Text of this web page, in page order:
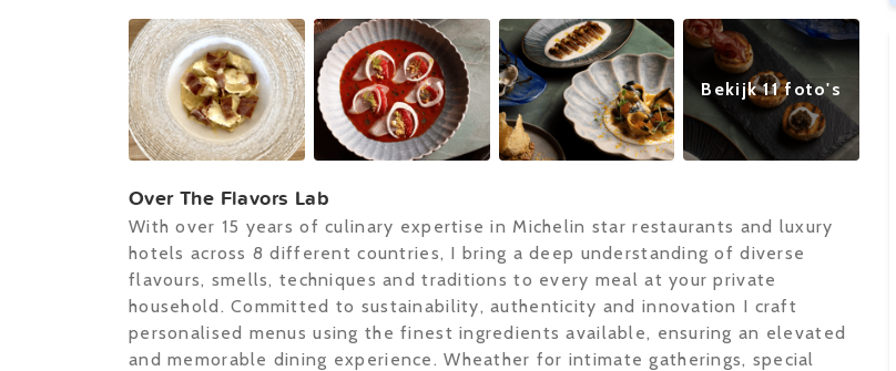
Bekijk 11 foto's
Over The Flavors Lab
With over 15 years of culinary expertise in Michelin star restaurants and luxury
hotels across 8 different countries, I bring a deep understanding of diverse
flavours, smells, techniques and traditions to every meal at your private
household. Committed to sustainability, authenticity and innovation I craft
personalised menus using the finest ingredients available, ensuring an elevated
and memorable dining experience. Wheather for intimate gatherings, special